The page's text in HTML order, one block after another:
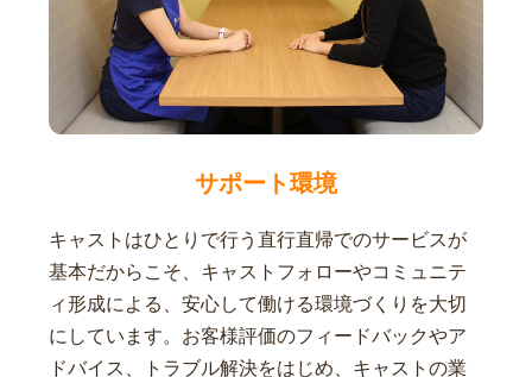
サポート環境
キャストはひとりで行う直行直帰でのサービスが
基本だからこそ、キャストフォローやコミュニテ
ィ形成による、安心して働ける環境づくりを大切
にしています。お客様評価のフィードバックやア
ドバイス、トラブル解決をはじめ、キャストの業